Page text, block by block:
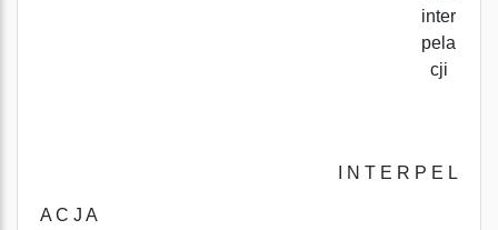
inter
pela
cji
I N T E R P E L
A C J A